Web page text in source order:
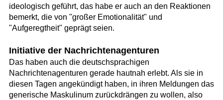
ideologisch geführt, das habe er auch an den Reaktionen
bemerkt, die von "großer Emotionalität" und
"Aufgeregtheit" geprägt seien.
Initiative der Nachrichtenagenturen
Das haben auch die deutschsprachigen
Nachrichtenagenturen gerade hautnah erlebt. Als sie in
diesen Tagen angekündigt haben, in ihren Meldungen das
generische Maskulinum zurückdrängen zu wollen, also